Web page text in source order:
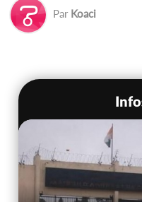
Par Koaci